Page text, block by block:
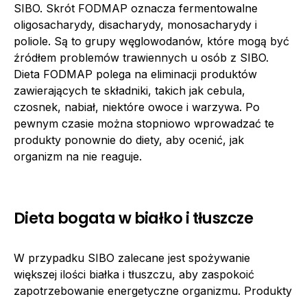
SIBO. Skrót FODMAP oznacza fermentowalne
oligosacharydy, disacharydy, monosacharydy i
poliole. Są to grupy węglowodanów, które mogą być
źródłem problemów trawiennych u osób z SIBO.
Dieta FODMAP polega na eliminacji produktów
zawierających te składniki, takich jak cebula,
czosnek, nabiał, niektóre owoce i warzywa. Po
pewnym czasie można stopniowo wprowadzać te
produkty ponownie do diety, aby ocenić, jak
organizm na nie reaguje.
Dieta bogata w białko i tłuszcze
W przypadku SIBO zalecane jest spożywanie
większej ilości białka i tłuszczu, aby zaspokoić
zapotrzebowanie energetyczne organizmu. Produkty